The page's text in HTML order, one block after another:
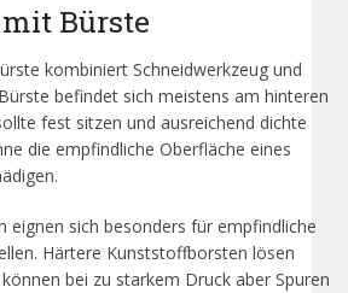
Bürste
kombiniert Schneidwerkzeug und
befindet sich meistens am hinteren
fest sitzen und ausreichend dichte
die empfindliche Oberfläche eines
eignen sich besonders für empfindliche
Härtere Kunststoffborsten lösen
bei zu starkem Druck aber Spuren